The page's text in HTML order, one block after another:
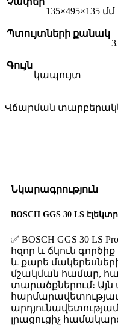
135×495×135 մմ
Պտույտների քանակ
Գույն
կապույտ
Վճարման
Նկարագրություն
BOSCH GGS 30 LS
✅ BOSCH GGS 30 LS
հզոր և ճկուն
և քարե
մշակման համար,
տարածքներում։
լրացուցիչ